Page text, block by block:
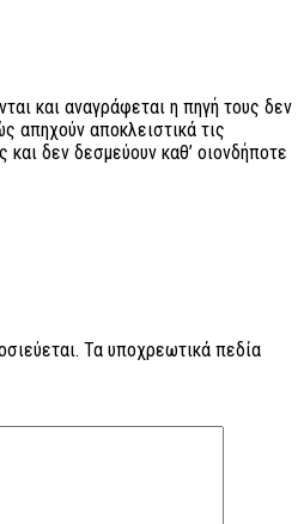
και αναγράφεται η πηγή τους δεν
απηχούν αποκλειστικά τις
δεν δεσμεύουν καθ’ οιονδήποτε
Τα υποχρεωτικά πεδία